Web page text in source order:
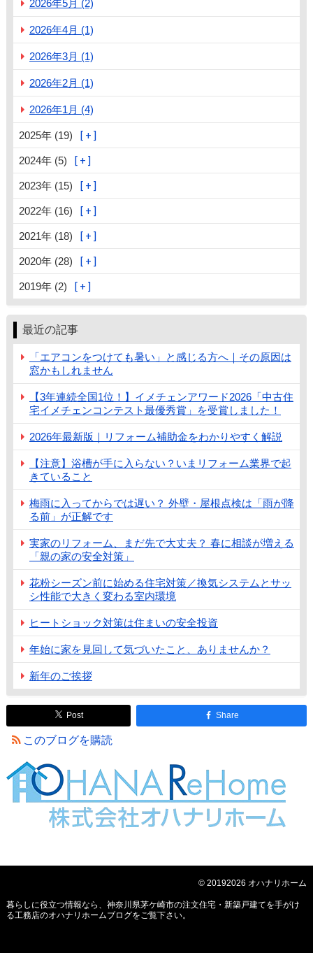
2026年5月 (2)
2026年4月 (1)
2026年3月 (1)
2026年2月 (1)
2026年1月 (4)
2025年 (19)
2024年 (5)
2023年 (15)
2022年 (16)
2021年 (18)
2020年 (28)
2019年 (2)
最近の記事
「エアコンをつけても暑い」と感じる方へ｜その原因は
窓かもしれません
【3年連続全国1位！】イメチェンアワード2026「中古住
宅イメチェンコンテスト最優秀賞」を受賞しました！
2026年最新版｜リフォーム補助金をわかりやすく解説
【注意】浴槽が手に入らない？いまリフォーム業界で起
きていること
梅雨に入ってからでは遅い？ 外壁・屋根点検は「雨が降
る前」が正解です
実家のリフォーム、まだ先で大丈夫？ 春に相談が増える
「親の家の安全対策」
花粉シーズン前に始める住宅対策／換気システムとサッ
シ性能で大きく変わる室内環境
ヒートショック対策は住まいの安全投資
年始に家を見回して気づいたこと、ありませんか？
新年のご挨拶
Post Share
このブログを購読
© 20192026 オハナリホーム
暮らしに役立つ情報なら、 神奈川県茅ケ崎市の注文住宅・新築戸建てを手がけ
る工務店のオハナリホームブログをご覧下さい。